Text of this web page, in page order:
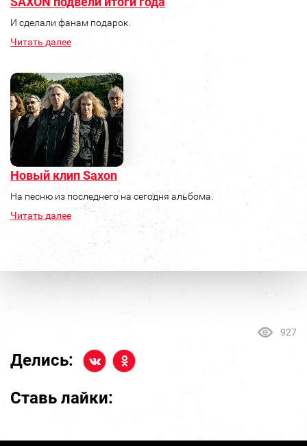
И сделали фанам подарок.
Читать далее
Новый клип Saxon
На песню из последнего на сегодня альбома.
Читать далее
927
Делись:
Ставь лайки: